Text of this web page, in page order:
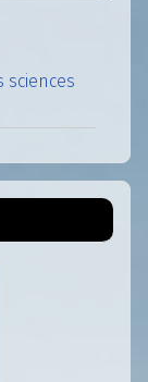
sciences